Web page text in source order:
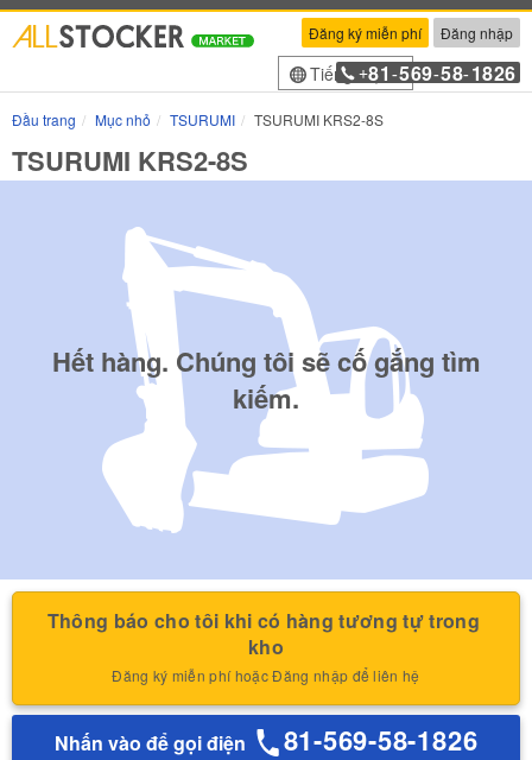
Đăng ký miễn phí Đăng nhập
Tiếng Việt
+81 -569-58-1826
Đầu trang Mục nhỏ TSURUMI TSURUMI KRS2-8S
TSURUMI KRS2-8S
Hết hàng. Chúng tôi sẽ cố gắng tìm
kiếm.
Thông báo cho tôi khi có hàng tương tự trong
kho
Đăng ký miễn phí hoặc Đăng nhập để liên hệ
Nhấn vào để gọi điện 81-569-58-1826